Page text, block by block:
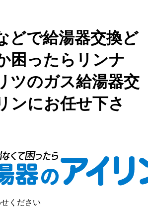
どで給湯器交換ど
困ったらリンナ
ツのガス給湯器交
ンにお任せ下さ
ください